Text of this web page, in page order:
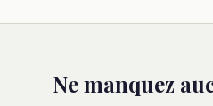
Ne manquez